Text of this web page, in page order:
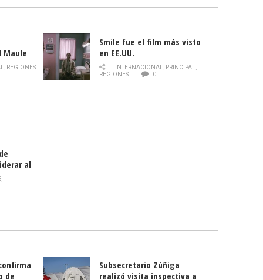
Maule
de la
, REGIONES
Smile fue el film más visto
en EE.UU.
INTERNACIONAL, PRINCIPAL,
REGIONES
0
al
,
de
Subsecretario Zúñiga
realizó visita inspectiva a